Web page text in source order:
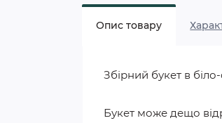
Опис товару
Збірний букет в
Букет може дещо